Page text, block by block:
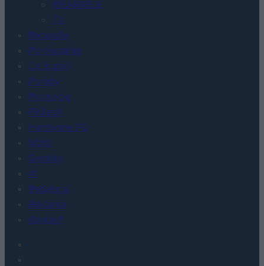
WEARABLE
TV
Recenzje
Porównania
Co kupić
Porady
Promocje
FinTech
Hardware PC
Moto
Gaming
AI
Redakcja
Reklama
Kontakt